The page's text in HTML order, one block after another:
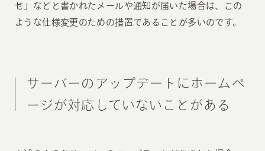
せ」などと書かれたメールや通知が届いた場合は、この
ような仕様変更のための措置であることが多いのです。
サーバーのアップデートにホームペ
ージが対応していないことがある